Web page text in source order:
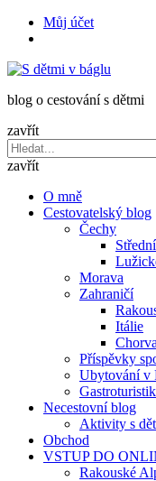
HledatMůj účet
v
blog o cestování s dětmi
zavřít
Vyhledávání
pro:
zavřít
O mně
Cestovatelský blog
Čechy
Morava
Zahraničí
Itálie
Příspěvky
Ubytování v
Necestovní blog
Aktivity s
Obchod
VSTUP DO
Rakouské